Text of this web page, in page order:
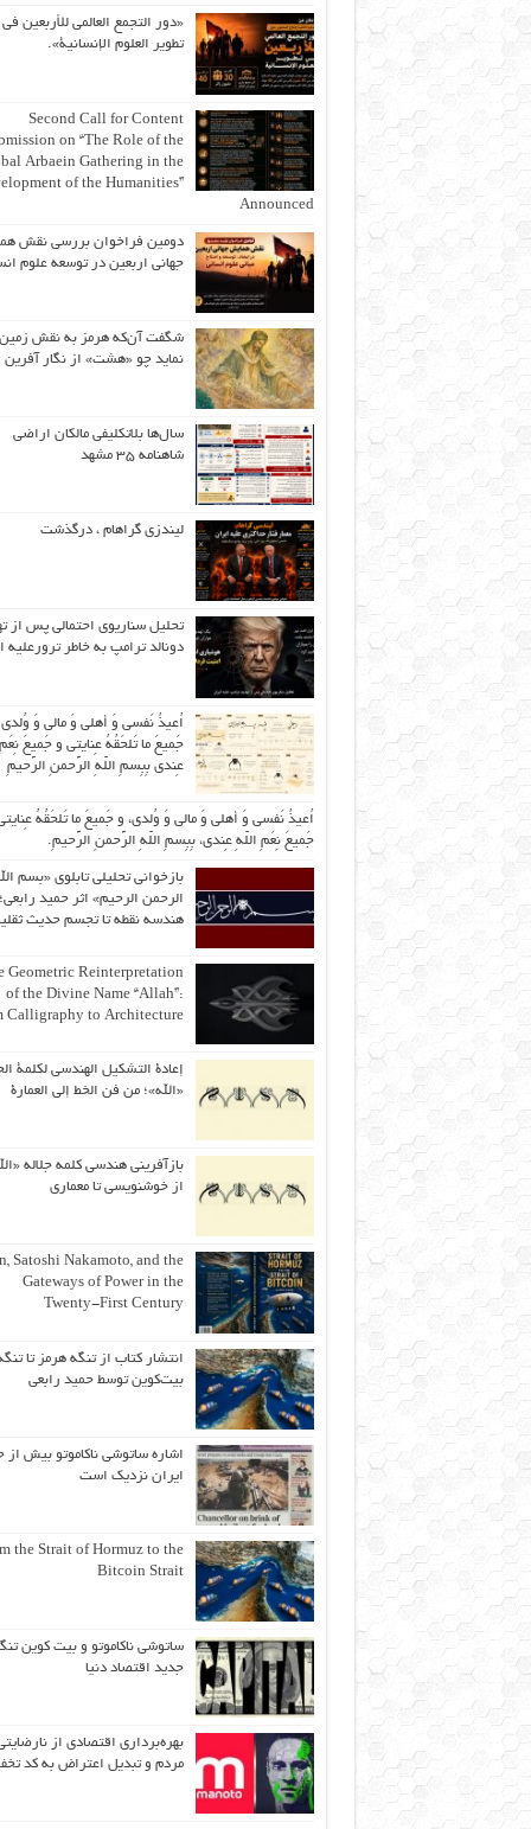
«دور التجمع العالمي للأربعين في
تطوير العلوم الإنسانية».
Second Call for Content
on “The Role of the
Arbaein Gathering in the
of the Humanities”
Announced
دومین فراخوان بررسی نقش
جهانی اربعین در توسعه علوم
شگفت آن‌که هرمز به نقش زمین
نماید چو «هشت» از نگار آفرین
سال‌ها بلاتکلیفی مالکان اراضی
شاهنامه ۳۵ مشهد
لیندزی گراهام ، درگذشت
تحلیل سناریوی احتمالی پس از
دونالد ترامپ به خاطر ترورعلیه
اُعیذُ نَفسی وَ أهلی وَ مالی وَ
جَمیعَ ما تَلحَقُهُ عِنایتی و جَمیعَ نِعَمِ
عِندی بِبِسمِ اللّهِ الرَّحمنِ الرَّحیمِ
اُعیذُ نَفسی وَ أهلی وَ مالی وَ وُلدی، و جَمیعَ ما تَلحَقُهُ
جَمیعَ نِعَمِ اللّهِ عِندی، بِبِسمِ اللّهِ الرَّحمنِ الرَّحیمِ.
بازخوانی تحلیلی تابلوی «بسم
الرحمن الرحیم» اثر حمید رابعی؛
هندسه نقطه تا تجسم حدیث
Geometric Reinterpretation
of the Divine Name “Allah”:
Calligraphy to Architecture
إعادة التشكيل الهندسي لكلمة
«الله»؛ من فن الخط إلى العمارة
بازآفرینی هندسی کلمه جلاله
از خوشنویسی تا معماری
Satoshi Nakamoto, and the
Gateways of Power in the
Twenty-First Century
انتشار کتاب از تنگه هرمز تا
بیت‌کوین توسط حمید رابعی
اشاره ساتوشی ناکاموتو بیش از
ایران نزدیک است
the Strait of Hormuz to the
Bitcoin Strait
ساتوشی ناکاموتو و بیت کوین
جدید اقتصاد دنیا
بهره‌برداری اقتصادی از
مردم و تبدیل اعتراض به کد